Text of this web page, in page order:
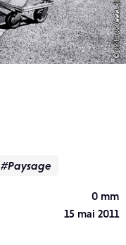
#Paysage
0 mm
15 mai 2011